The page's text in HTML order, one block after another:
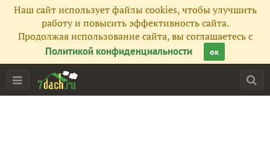
Наш сайт использует файлы cookies, чтобы улучшить
работу и повысить эффективность сайта.
Продолжая использование сайта, вы соглашаетесь с
Политикой конфиденциальности
ок